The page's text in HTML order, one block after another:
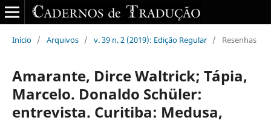
Início / Arquivos / v. 39 n. 2 (2019): Edição Regular / Resenhas
Amarante, Dirce Waltrick; Tápia,
Marcelo. Donaldo Schüler:
entrevista. Curitiba: Medusa,